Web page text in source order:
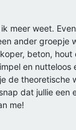
meer weet.
ander groepje
beton, hout
en nutteloos
de theoretische
dat jullie een
me!